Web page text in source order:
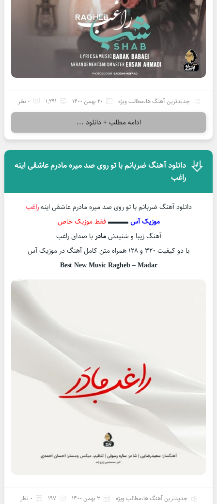
جدیدترین آهنگ ها،مطالب ویژه 20 بهمن 1400 1,291 0 نظر
ادامه مطلب + دانلود ...
دانلود آهنگ ضربانم با تو روی صد میره مادرم عاشقی اینه
راغب
دانلود آهنگ ضربانم با تو روی صد میره مادرم عاشقی اینهراغب
موزیک آس▬▬▬ فقط موزیک خاص
آهنگ زیبا و شنیدنیمادربا صدای راغب
با دو کیفیت ۳۲۰ و ۱۲۸ همراه متن کامل آهنگ در موزیک آس
Best New Music Ragheb – Madar
جدیدترین آهنگ ها،مطالب ویژه 3 بهمن 1400 197 0 نظر